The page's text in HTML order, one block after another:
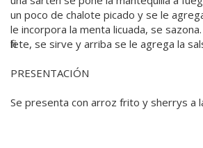
un poco de chalote picado y se le
le incorpora la menta licuada, se
filete, se sirve y arriba se le agrega la
PRESENTACIÓN
Se presenta con arroz frito y sherrys a